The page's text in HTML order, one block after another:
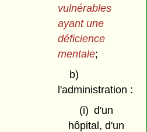
vulnérables
ayant une
déficience
mentale;
b)
l'administration :
(i) d'un
hôpital, d'un